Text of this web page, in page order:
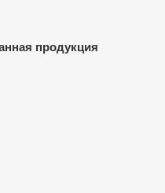
продукция